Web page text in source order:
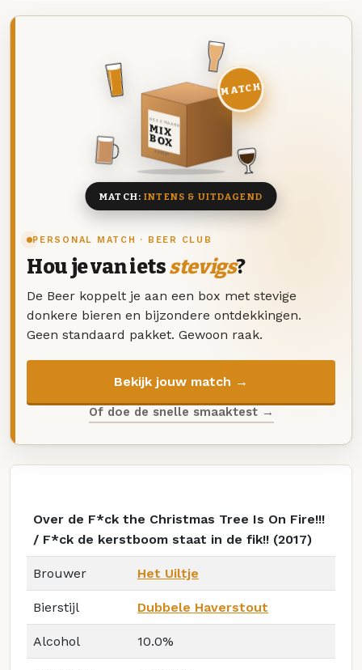
PERSONAL MATCH · BEER CLUB
Hou je van ietsstevigs?
De Beer koppelt je aan een box met stevige
donkere bieren en bijzondere ontdekkingen.
Geen standaard pakket. Gewoon raak.
Bekijk jouw match →
Of doe de snelle smaaktest →
DEZE MAAND
MIX
BOX
8 BIEREN
MATCH
MATCH:INTENS & UITDAGEND
Over de F*ck the Christmas Tree Is On Fire!!!
/ F*ck de kerstboom staat in de fik!! (2017)
Brouwer Het Uiltje
Bierstijl Dubbele Haverstout
Alcohol 10.0%